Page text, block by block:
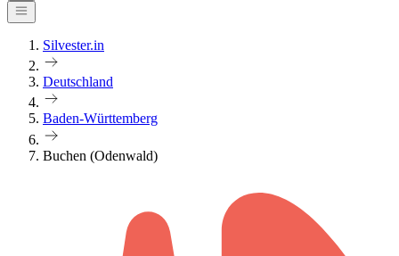
Silvester.in
Deutschland
Baden-Württemberg
Buchen (Odenwald)